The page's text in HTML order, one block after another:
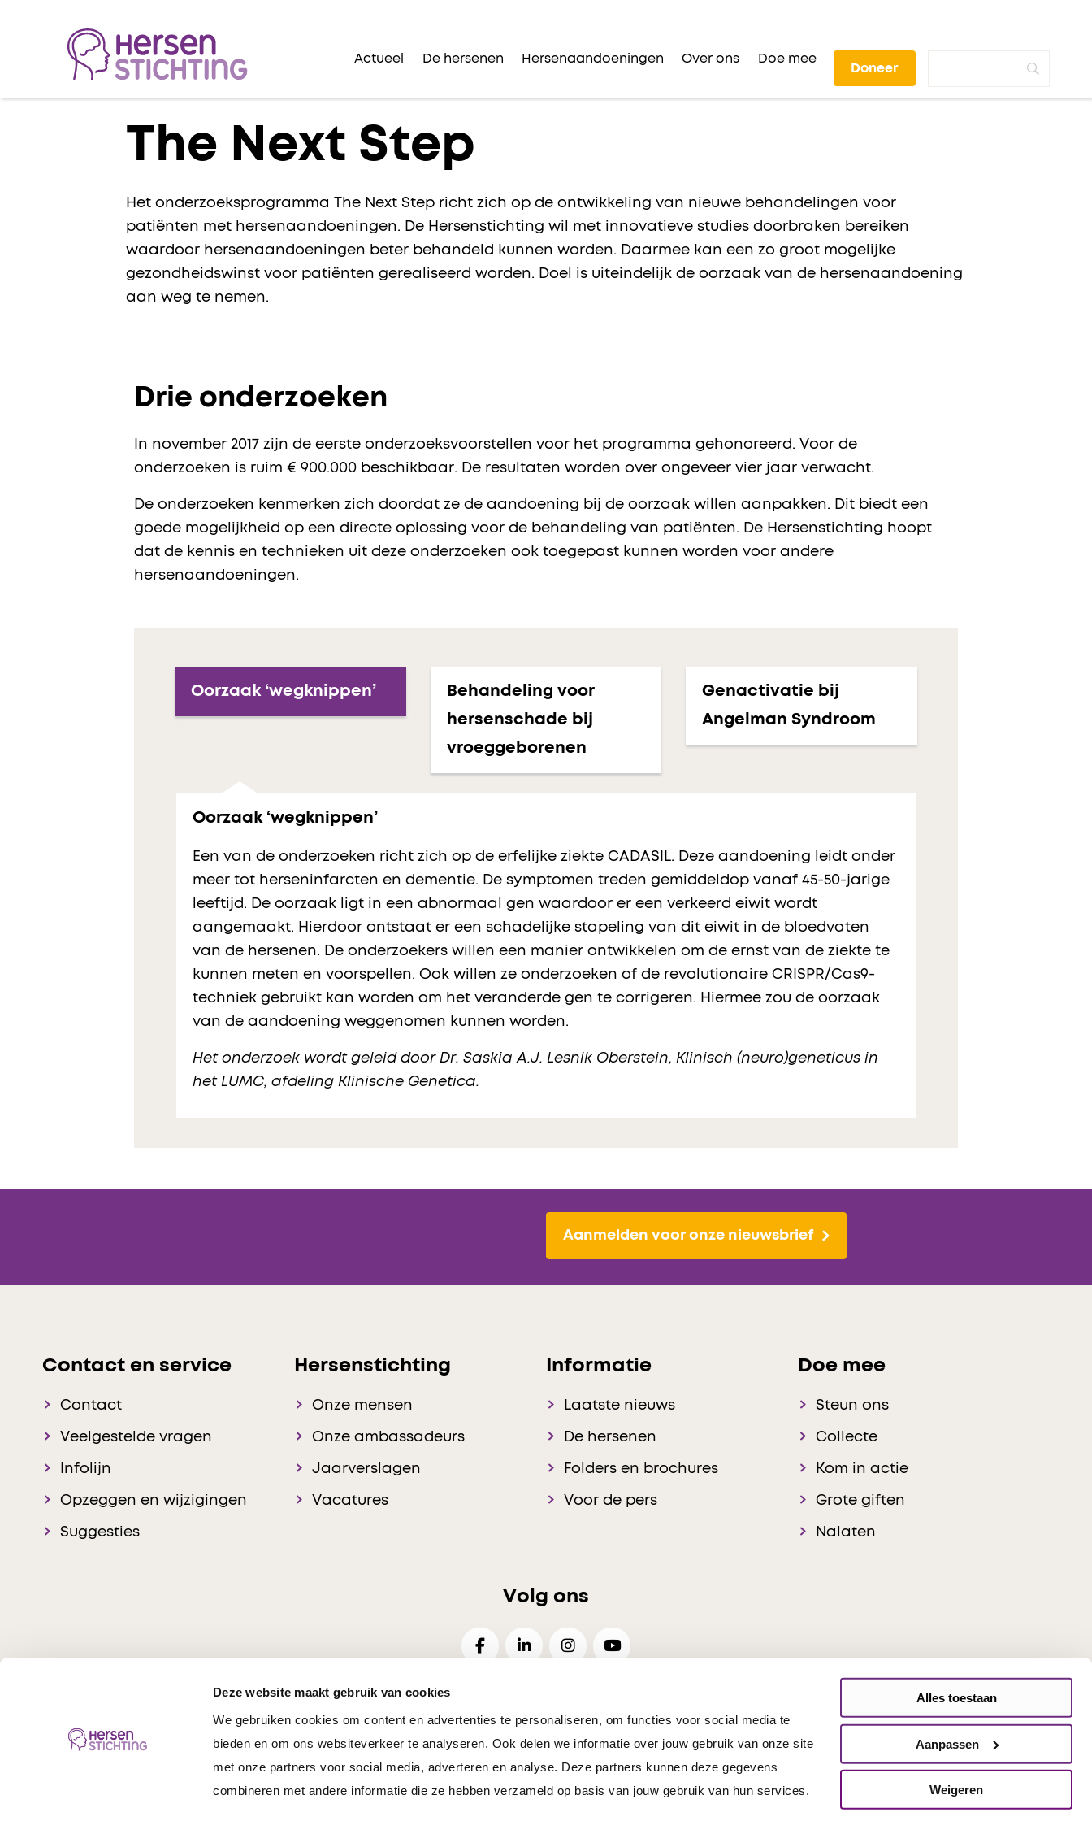
Deze website maakt gebruik van cookies
We gebruiken cookies om content en advertenties te personaliseren, om functies voor social media te
bieden en om ons websiteverkeer te analyseren. Ook delen we informatie over jouw gebruik van onze site
met onze partners voor social media, adverteren en analyse. Deze partners kunnen deze gegevens
combineren met andere informatie die ze hebben verzameld op basis van jouw gebruik van hun services.
Alles toestaan
Aanpassen
Weigeren
Actueel De hersenen Hersenaandoeningen Over ons Doe mee
Doneer
Lees voor
The Next Step
Het onderzoeksprogramma The Next Step richt zich op de ontwikkeling van nieuwe behandelingen voor
patiënten met hersenaandoeningen. De Hersenstichting wil met innovatieve studies doorbraken bereiken
waardoor hersenaandoeningen beter behandeld kunnen worden. Daarmee kan een zo groot mogelijke
gezondheidswinst voor patiënten gerealiseerd worden. Doel is uiteindelijk de oorzaak van de hersenaandoening
aan weg te nemen.
Drie onderzoeken
In november 2017 zijn de eerste onderzoeksvoorstellen voor het programma gehonoreerd. Voor de
onderzoeken is ruim € 900.000 beschikbaar. De resultaten worden over ongeveer vier jaar verwacht.
De onderzoeken kenmerken zich doordat ze de aandoening bij de oorzaak willen aanpakken. Dit biedt een
goede mogelijkheid op een directe oplossing voor de behandeling van patiënten. De Hersenstichting hoopt
dat de kennis en technieken uit deze onderzoeken ook toegepast kunnen worden voor andere
hersenaandoeningen.
Oorzaak ‘wegknippen’
Behandeling voor
hersenschade bij
vroeggeborenen
Genactivatie bij
Angelman Syndroom
Oorzaak ‘wegknippen’
Een van de onderzoeken richt zich op de erfelijke ziekte CADASIL. Deze aandoening leidt onder
meer tot herseninfarcten en dementie. De symptomen treden gemiddeldop vanaf 45-50-jarige
leeftijd. De oorzaak ligt in een abnormaal gen waardoor er een verkeerd eiwit wordt
aangemaakt. Hierdoor ontstaat er een schadelijke stapeling van dit eiwit in de bloedvaten
van de hersenen. De onderzoekers willen een manier ontwikkelen om de ernst van de ziekte te
kunnen meten en voorspellen. Ook willen ze onderzoeken of de revolutionaire CRISPR/Cas9-
techniek gebruikt kan worden om het veranderde gen te corrigeren. Hiermee zou de oorzaak
van de aandoening weggenomen kunnen worden.
Het onderzoek wordt geleid doorDr. Saskia A.J. Lesnik Oberstein,Klinisch (neuro)geneticus in
het LUMC, afdeling Klinische Genetica.
Aanmelden voor onze nieuwsbrief
Contact en service
Contact
Veelgestelde vragen
Infolijn
Opzeggen en wijzigingen
Suggesties
Hersenstichting
Onze mensen
Onze ambassadeurs
Jaarverslagen
Vacatures
Informatie
Laatste nieuws
De hersenen
Folders en brochures
Voor de pers
Doe mee
Steun ons
Collecte
Kom in actie
Grote giften
Nalaten
Volg ons
Hersenstichting © 2026 Disclaimer Privacy Cookies Voorkeuren Responsible Disclosure